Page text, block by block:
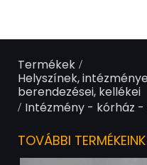
Termékek /
Helyszínek,
berendezései, kellékei
/ Intézmény - kórház -
TOVÁBBI